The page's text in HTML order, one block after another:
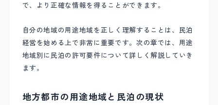
で、より正確な情報を得ることができます。
自分の地域の用途地域を正しく理解することは、民泊
経営を始める上で非常に重要です。次の章では、用途
地域別に民泊の許可要件について詳しく解説していき
ます。
地方都市の用途地域と民泊の現状